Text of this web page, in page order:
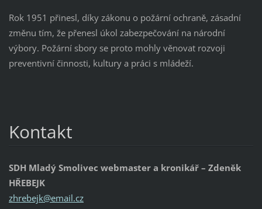
Rok 1951 přinesl, díky zákonu o požární ochraně, zásadní
změnu tím, že přenesl úkol zabezpečování na národní
výbory. Požární sbory se proto mohly věnovat rozvoji
preventivní činnosti, kultury a práci s mládeží.
Kontakt
SDH Mladý Smolivec webmaster a kronikář – Zdeněk
HŘEBEJK
zhrebejk@email.cz